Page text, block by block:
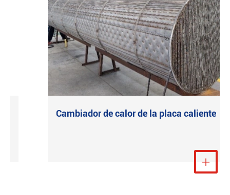
Cambiador de calor de la placa caliente
Ver más
